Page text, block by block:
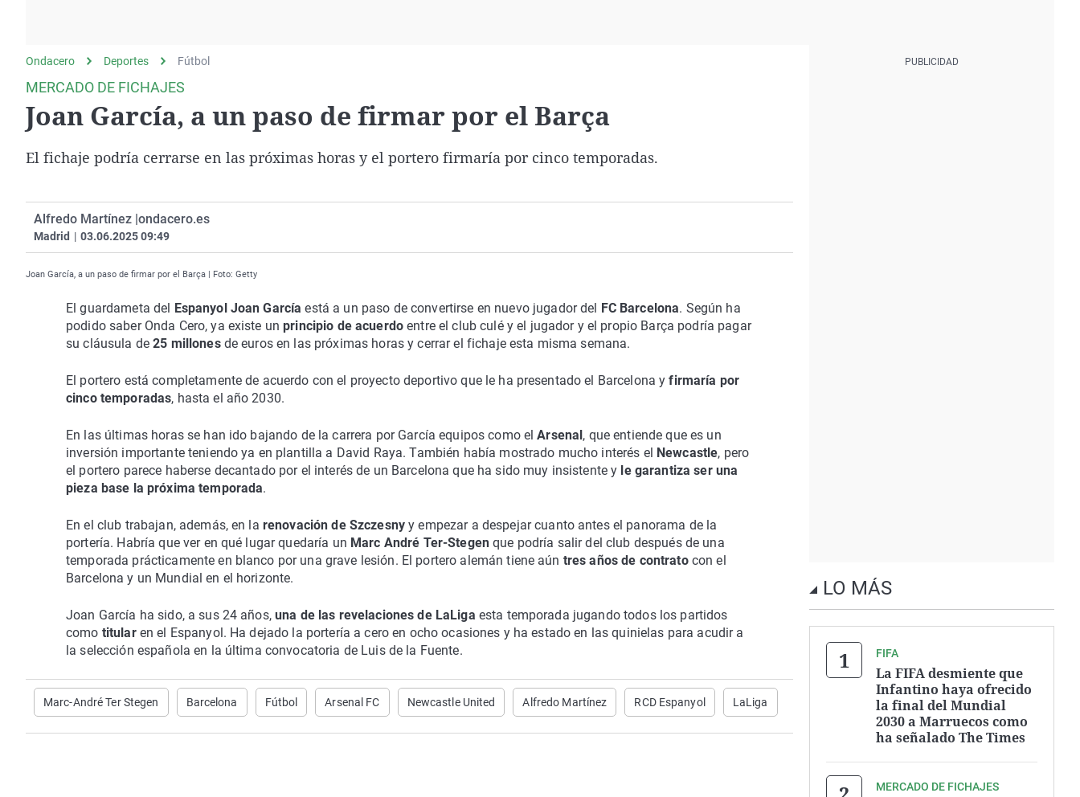
Como el perro y el
País Vasco
Ondacero Deportes Fútbol
MERCADO DE FICHAJES
Joan García, a un paso de firmar por el Barça
El fichaje podría cerrarse en las próximas horas y el portero firmaría por cinco temporadas.
Alfredo Martínez |ondacero.es
Madrid | 03.06.2025 09:49
Joan García, a un paso de firmar por el Barça | Foto: Getty
El guardameta del Espanyol Joan García está a un paso de convertirse en nuevo jugador del FC Barcelona. Según ha
podido saber Onda Cero, ya existe unprincipio de acuerdo entre el club culé y el jugador y el propio Barça podría pagar
su cláusula de25 millonesde euros en las próximas horas y cerrar el fichaje esta misma semana.
El portero está completamente de acuerdo con el proyecto deportivo que le ha presentado el Barcelona yfirmaría por
cinco temporadas, hasta el año 2030.
En las últimas horas se han ido bajando de la carrera por García equipos como elArsenal, que entiende que es un
inversión importante teniendo ya en plantilla a David Raya. También había mostrado mucho interés el Newcastle, pero
el portero parece haberse decantado por el interés de un Barcelona que ha sido muy insistente y le garantiza ser una
pieza base la próxima temporada.
En el club trabajan, además, en la renovación de Szczesny y empezar a despejar cuanto antes el panorama de la
portería. Habría que ver en qué lugar quedaría un Marc André Ter-Stegenque podría salir del club después de una
temporada prácticamente en blanco por una grave lesión. El portero alemán tiene aún tres años de contratocon el
Barcelona y un Mundial en el horizonte.
Joan García ha sido, a sus 24 años,una de las revelaciones de LaLiga esta temporada jugando todos los partidos
como titular en el Espanyol. Ha dejado la portería a cero en ocho ocasiones y ha estado en las quinielas para acudir a
la selección española en la última convocatoria de Luis de la Fuente.
Marc-André Ter Stegen Barcelona Fútbol Arsenal FC Newcastle United Alfredo Martínez RCD Espanyol LaLiga
LO MÁS
FIFA
La FIFA desmiente que
Infantino haya ofrecido
la final del Mundial
2030 a Marruecos como
ha señalado The Times
MERCADO DE FICHAJES